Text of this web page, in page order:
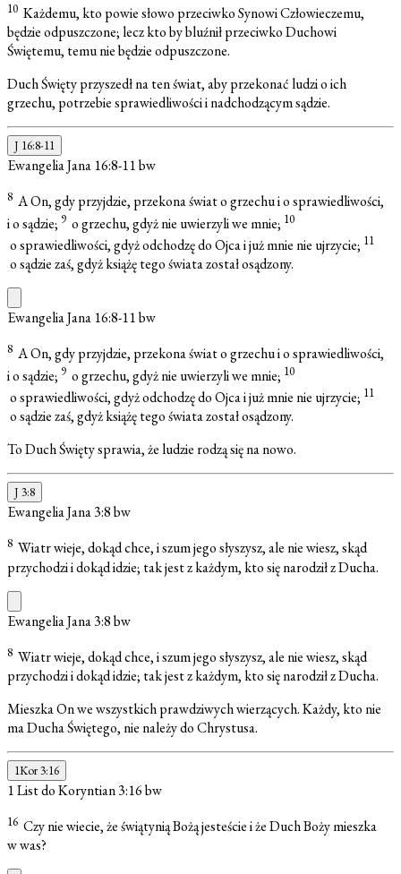
10 Każdemu, kto powie słowo przeciwko Synowi Człowieczemu,
będzie odpuszczone; lecz kto by bluźnił przeciwko Duchowi
Świętemu, temu nie będzie odpuszczone.
Duch Święty przyszedł na ten świat, aby przekonać ludzi o ich
grzechu, potrzebie sprawiedliwości i nadchodzącym sądzie.
J 16:8-11
Ewangelia Jana 16:8-11bw
8 A On, gdy przyjdzie, przekona świat o grzechu i o sprawiedliwości,
i o sądzie; 9 o grzechu, gdyż nie uwierzyli we mnie; 10
o sprawiedliwości, gdyż odchodzę do Ojca i już mnie nie ujrzycie; 11
o sądzie zaś, gdyż książę tego świata został osądzony.
Ewangelia Jana 16:8-11bw
8 A On, gdy przyjdzie, przekona świat o grzechu i o sprawiedliwości,
i o sądzie; 9 o grzechu, gdyż nie uwierzyli we mnie; 10
o sprawiedliwości, gdyż odchodzę do Ojca i już mnie nie ujrzycie; 11
o sądzie zaś, gdyż książę tego świata został osądzony.
To Duch Święty sprawia, że ludzie rodzą się na nowo.
J 3:8
Ewangelia Jana 3:8bw
8 Wiatr wieje, dokąd chce, i szum jego słyszysz, ale nie wiesz, skąd
przychodzi i dokąd idzie; tak jest z każdym, kto się narodził z Ducha.
Ewangelia Jana 3:8bw
8 Wiatr wieje, dokąd chce, i szum jego słyszysz, ale nie wiesz, skąd
przychodzi i dokąd idzie; tak jest z każdym, kto się narodził z Ducha.
Mieszka On we wszystkich prawdziwych wierzących. Każdy, kto nie
ma Ducha Świętego, nie należy do Chrystusa.
1Kor 3:16
1 List do Koryntian 3:16bw
16 Czy nie wiecie, że świątynią Bożą jesteście i że Duch Boży mieszka
w was?